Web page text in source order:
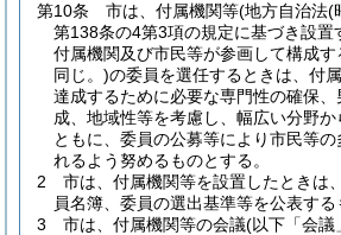
第10条
市は、付属機関等(地方自治法(
第138条の4第3項の規定に基づき設置
付属機関及び市民等が参画して構成
同じ。)の委員を選任するときは、付
達成するために必要な専門性の確保
成、地域性等を考慮し、幅広い分野か
ともに、委員の公募等により市民等
れるよう努めるものとする。
2
市は、付属機関等を設置したときは
員名簿、委員の選出基準等を公表する
3
市は、付属機関等の会議(以下「会議